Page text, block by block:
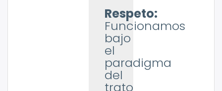
Respeto:
Funcionamos
bajo
el
paradigma
del
trato